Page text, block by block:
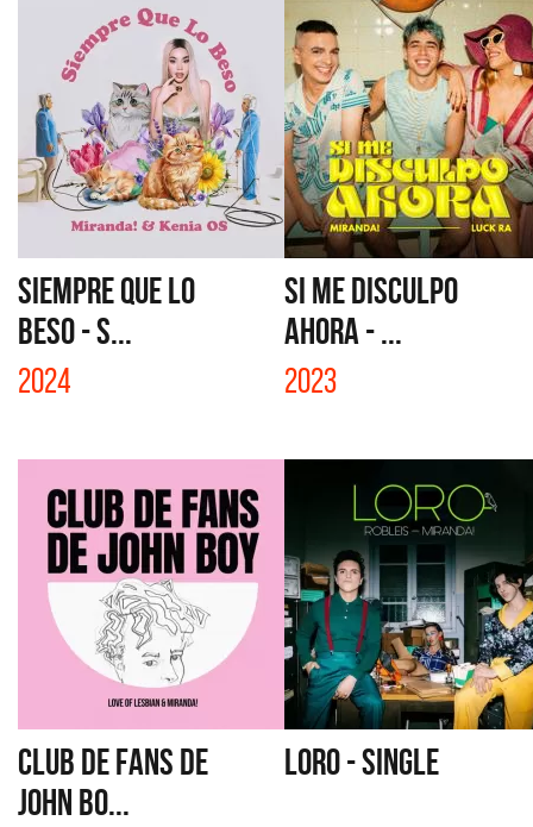
SIEMPRE QUE LO
BESO - S...
2024
SI ME DISCULPO
AHORA - ...
2023
CLUB DE FANS DE
JOHN BO...
LORO - SINGLE